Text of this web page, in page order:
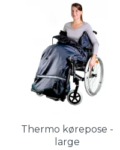
Thermo kørepose -
large